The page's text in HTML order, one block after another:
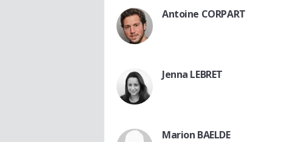
Antoine CORPART
Jenna LEBRET
Marion BAELDE